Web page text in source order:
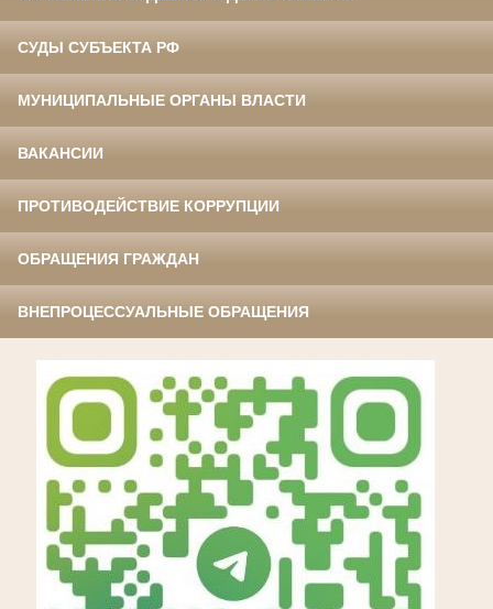
СУДЫ СУБЪЕКТА РФ
МУНИЦИПАЛЬНЫЕ ОРГАНЫ ВЛАСТИ
ВАКАНСИИ
ПРОТИВОДЕЙСТВИЕ КОРРУПЦИИ
ОБРАЩЕНИЯ ГРАЖДАН
ВНЕПРОЦЕССУАЛЬНЫЕ ОБРАЩЕНИЯ